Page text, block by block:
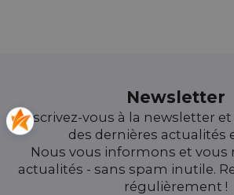
Newsletter
Inscrivez-vous à la newsletter
des dernières actualités
Nous vous informons et
actualités - sans spam inutile.
régulièrement !